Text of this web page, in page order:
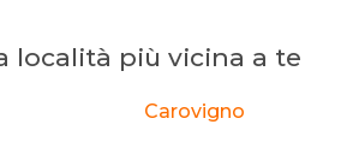
località più vicina a te
Carovigno